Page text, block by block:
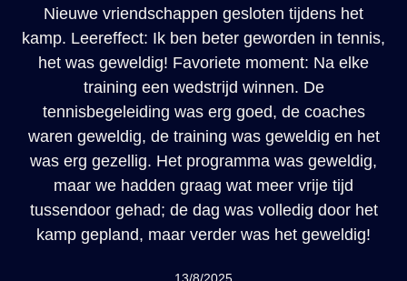
Nieuwe vriendschappen gesloten tijdens het
kamp. Leereffect: Ik ben beter geworden in tennis,
het was geweldig! Favoriete moment: Na elke
training een wedstrijd winnen. De
tennisbegeleiding was erg goed, de coaches
waren geweldig, de training was geweldig en het
was erg gezellig. Het programma was geweldig,
maar we hadden graag wat meer vrije tijd
tussendoor gehad; de dag was volledig door het
kamp gepland, maar verder was het geweldig!